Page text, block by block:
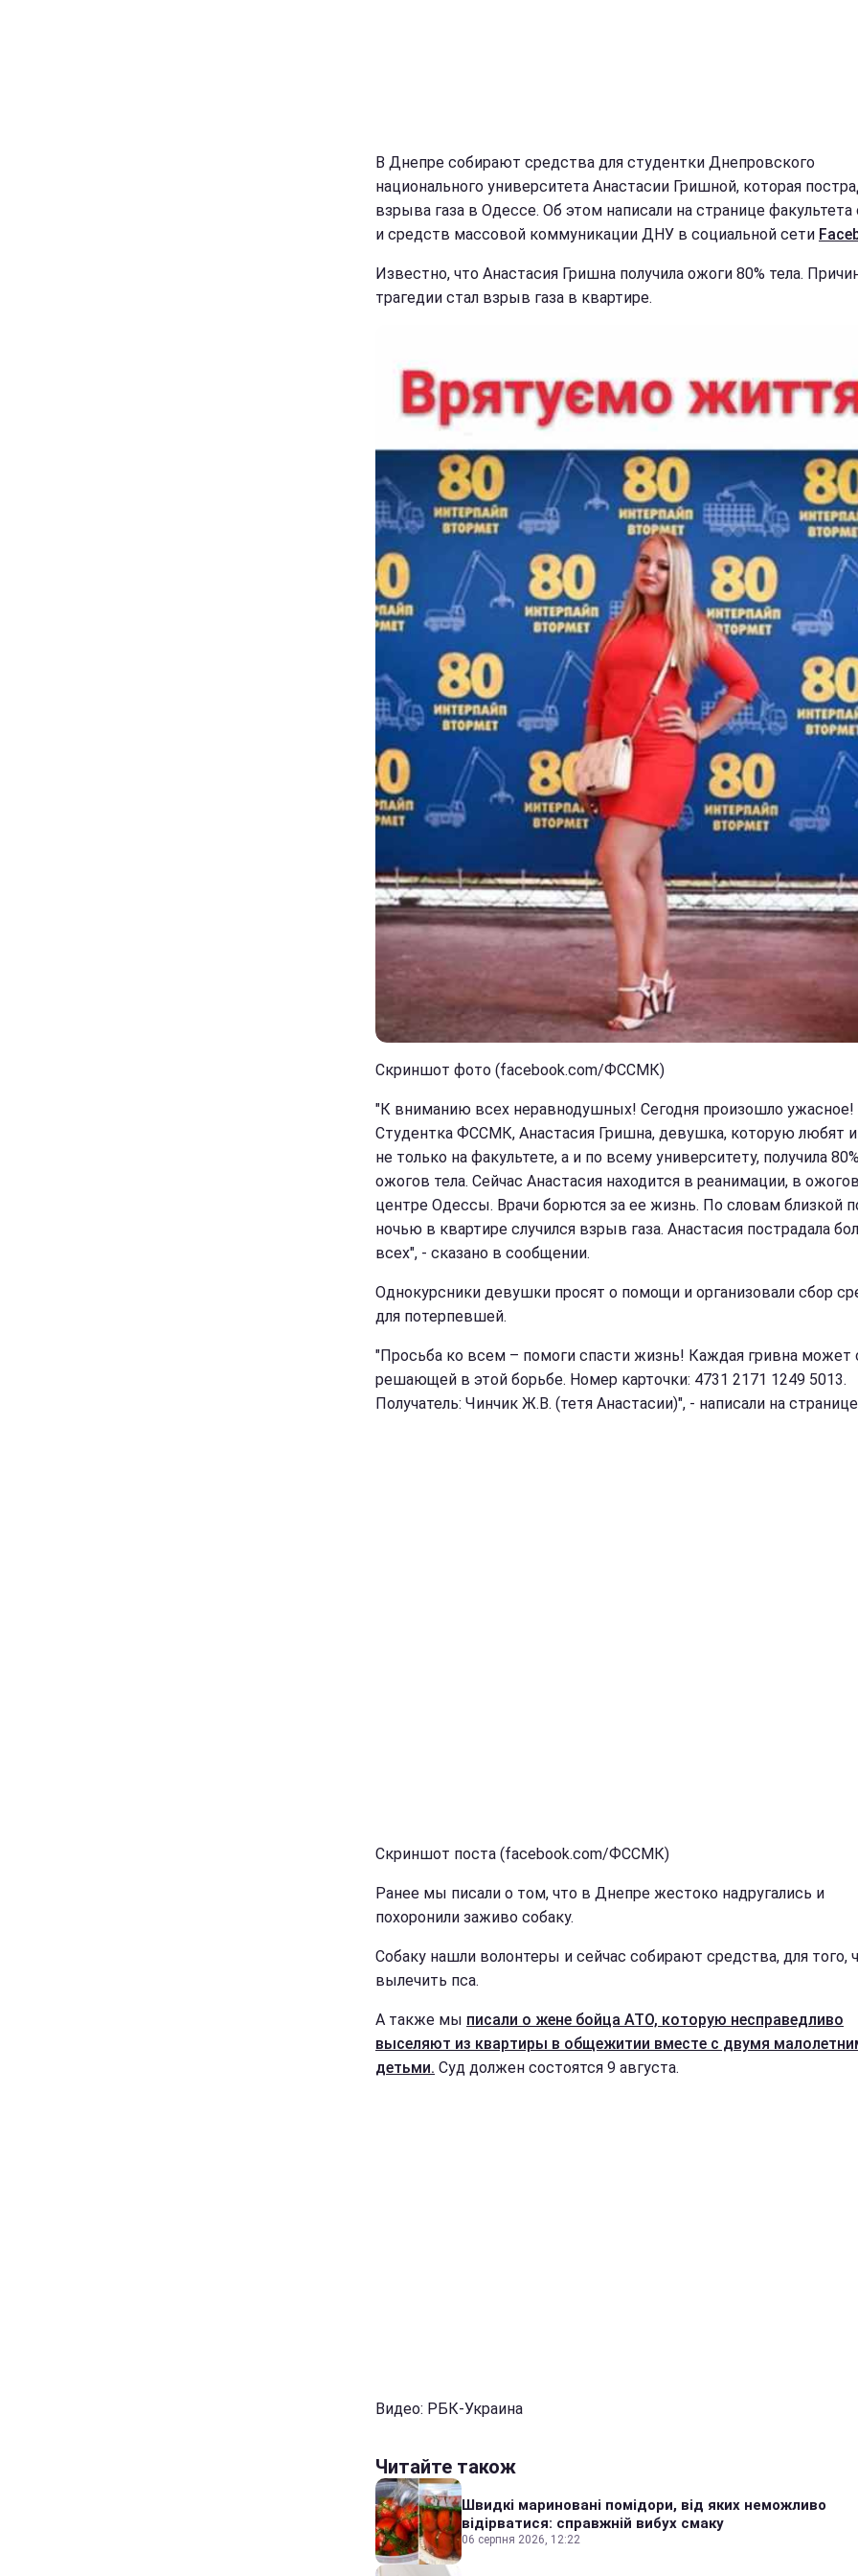
В Днепре собирают средства для студентки Днепровского
национального университета Анастасии Гришной, которая
взрыва газа в Одессе. Об этом написали на странице
и средств массовой коммуникации ДНУ в социальной сети
Известно, что Анастасия Гришна получила ожоги 80% тела.
трагедии стал взрыв газа в квартире.
Скриншот фото (facebook.com/ФССМК)
"К вниманию всех неравнодушных! Сегодня произошло ужасное!
Студентка ФССМК, Анастасия Гришна, девушка, которую любят
не только на факультете, а и по всему университету, получила 80%
ожогов тела. Сейчас Анастасия находится в реанимации, в
центре Одессы. Врачи борются за ее жизнь. По словам близкой
ночью в квартире случился взрыв газа. Анастасия пострадала
всех", - сказано в сообщении.
Однокурсники девушки просят о помощи и организовали сбор
для потерпевшей.
"Просьба ко всем – помоги спасти жизнь! Каждая гривна может
решающей в этой борьбе. Номер карточки: 4731 2171 1249 5013.
Получатель: Чинчик Ж.В. (тетя Анастасии)", - написали на
Скриншот поста (facebook.com/ФССМК)
Ранее мы писали о том, что в Днепре жестоко надругались и
похоронили заживо собаку.
Собаку нашли волонтеры и сейчас собирают средства, для того,
вылечить пса.
А также мы писали о жене бойца АТО, которую несправедливо
выселяют из квартиры в общежитии вместе с двумя
детьми. Суд должен состоятся 9 августа.
Видео: РБК-Украина
Читайте також
Швидкі мариновані помідори, від яких неможливо
відірватися: справжній вибух смаку
06 серпня 2026, 12:22